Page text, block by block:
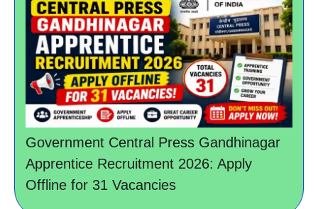
Government Central Press Gandhinagar
Apprentice Recruitment 2026: Apply
Offline for 31 Vacancies